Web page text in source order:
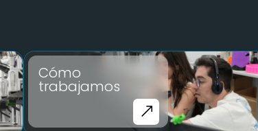
Cómo
trabajamos